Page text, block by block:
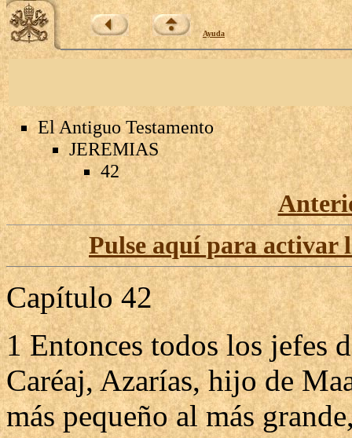
Ayuda
El Antiguo Testamento
JEREMIAS
42
Pulse aquí para activar
Capítulo 42
1 Entonces todos los jefes
Caréaj, Azarías, hijo de
más pequeño al más